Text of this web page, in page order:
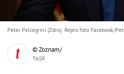
Peter Pellegrini (Zdroj: Repro foto Facebook/
© Zoznam/
TASR